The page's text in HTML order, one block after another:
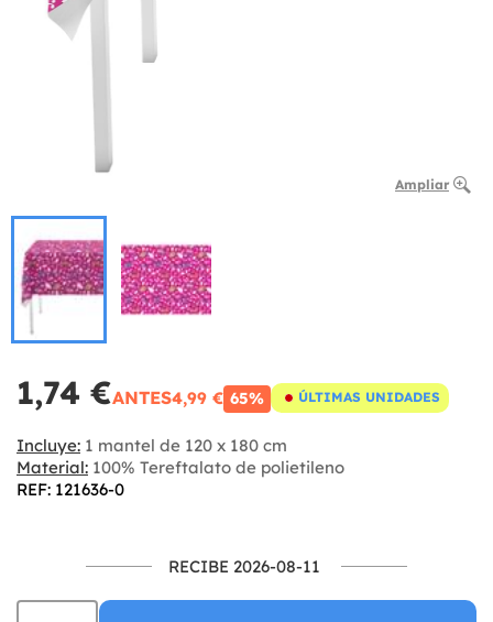
Ampliar
1,74 €ANTES4,99 € 65% ÚLTIMAS UNIDADES
Incluye: 1 mantel de 120 x 180 cm
Material: 100% Tereftalato de polietileno
REF: 121636-0
RECIBE 2026-08-11